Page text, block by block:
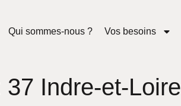
Qui sommes-nous ? Vos besoins
37 Indre-et-Loire